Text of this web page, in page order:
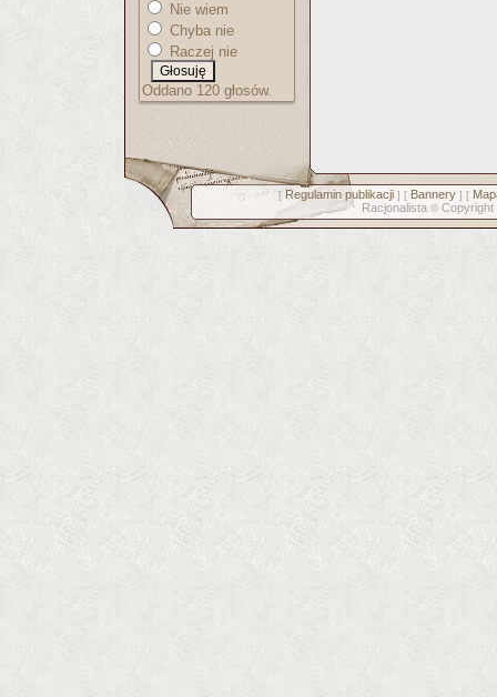
Nie wiem
Chyba nie
Raczej nie
Oddano 120 głosów.
[ Regulamin publikacji] [ Bannery] [
Racjonalista © Copyright